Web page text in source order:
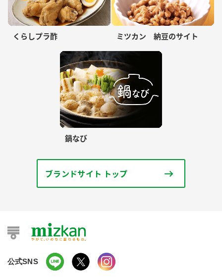
くらしプラ酢 ミツカン 納豆のサイト
鍋なび
ブランドサイト トップ
公式SNS